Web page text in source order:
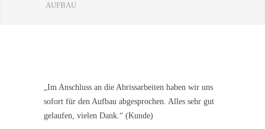
AUFBAU
„Im Anschluss an die Abrissarbeiten haben wir uns
sofort für den Aufbau abgesprochen. Alles sehr gut
gelaufen, vielen Dank.“ (Kunde)